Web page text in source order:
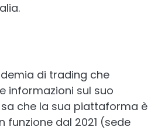
di trading che
informazioni sul suo
che la sua piattaforma è
funzione dal 2021 (sede